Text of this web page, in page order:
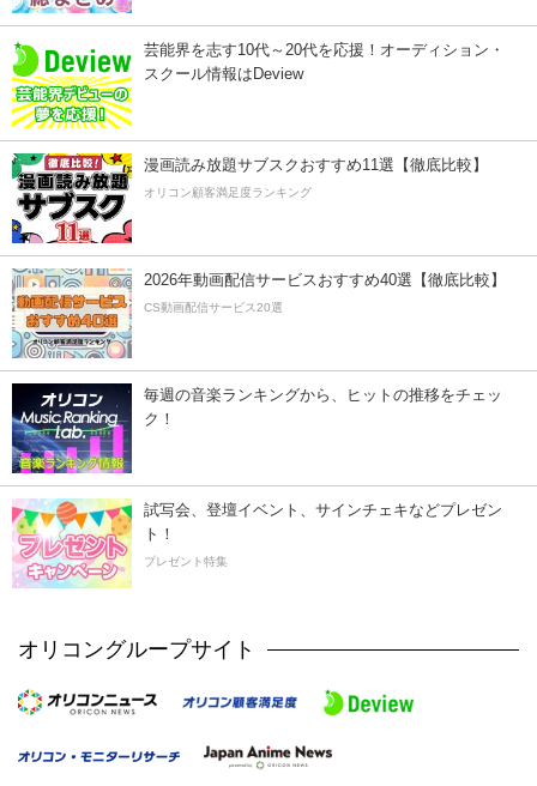
芸能界を志す10代～20代を応援！オーディション・
スクール情報はDeview
漫画読み放題サブスクおすすめ11選【徹底比較】
オリコン顧客満足度ランキング
2026年動画配信サービスおすすめ40選【徹底比較】
CS動画配信サービス20選
毎週の音楽ランキングから、ヒットの推移をチェッ
ク！
試写会、登壇イベント、サインチェキなどプレゼン
ト！
プレゼント特集
オリコングループサイト